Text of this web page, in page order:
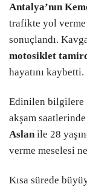
Antalya’nın
trafikte yol verme
sonuçlandı.
motosiklet
hayatını kaybetti.
Edinilen bilgilere
akşam
Aslanile 28
verme meselesi
Kısa sürede